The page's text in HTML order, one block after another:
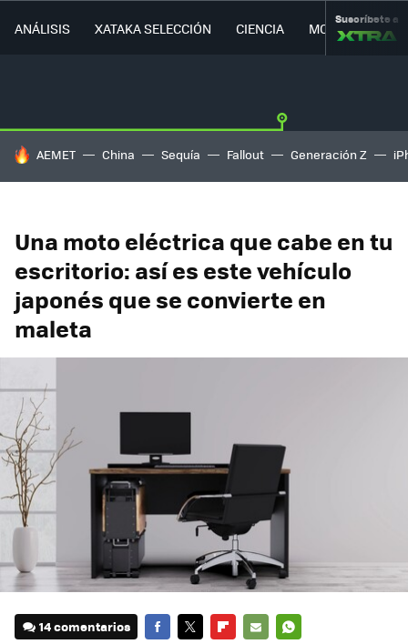
ANÁLISIS XATAKA SELECCIÓN CIENCIA MOVILIDAD
Suscríbete a
HOY SE HABLA DE
AEMET China Sequía Fallout Generación Z
Una moto eléctrica que cabe en tu
escritorio: así es este vehículo
japonés que se convierte en
maleta
14 comentarios